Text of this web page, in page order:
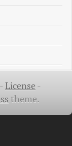
License -
theme.